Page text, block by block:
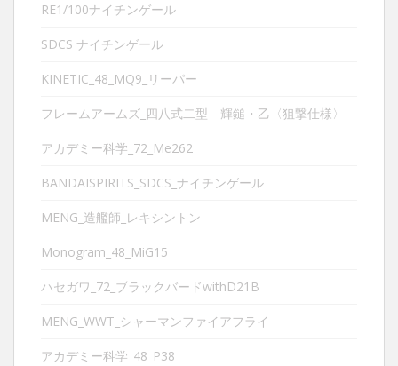
RE1/100ナイチンゲール
SDCS ナイチンゲール
KINETIC_48_MQ9_リーパー
フレームアームズ_四八式二型 輝鎚・乙〈狙撃仕様〉
アカデミー科学_72_Me262
BANDAISPIRITS_SDCS_ナイチンゲール
MENG_造艦師_レキシントン
Monogram_48_MiG15
ハセガワ_72_ブラックバードwithD21B
MENG_WWT_シャーマンファイアフライ
アカデミー科学_48_P38